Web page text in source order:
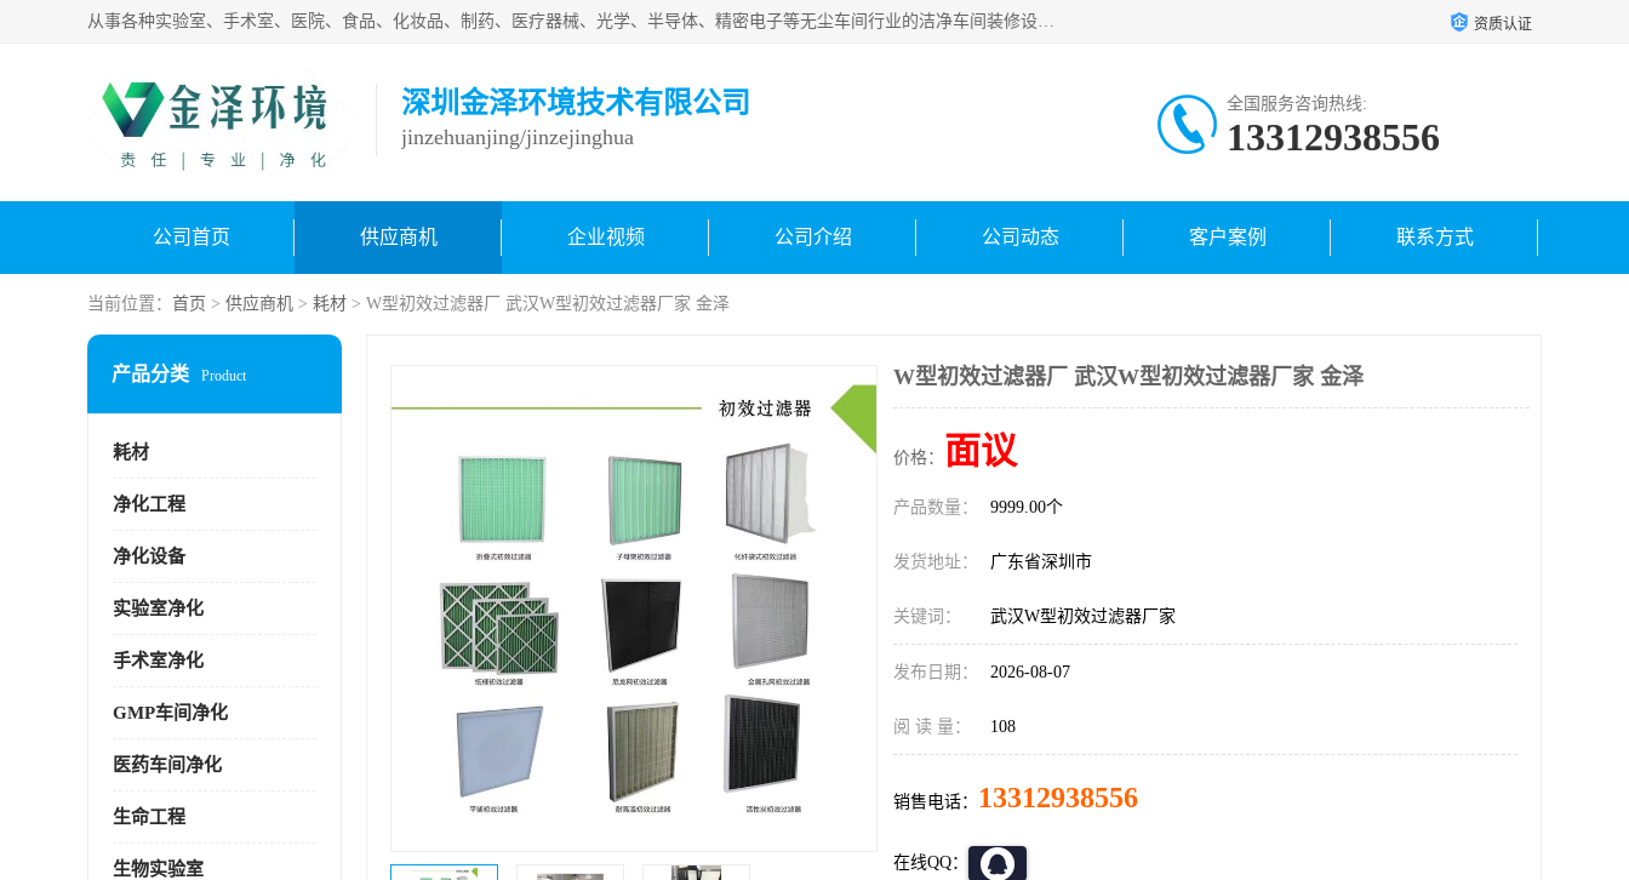
从事各种实验室、手术室、医院、食品、化妆品、制药、医疗器械、光学、半导体、精密电子等无尘车间行业的洁净车间装修设计、净化设备、恒温恒湿空调的设计制作与安装、净化系统工程项目施工及其技术支持服务。 资质认证
深圳金泽环境技术有限公司
jinzehuanjing/jinzejinghua
全国服务咨询热线:
13312938556
公司首页 供应商机 企业视频 公司介绍 公司动态 客户案例 联系方式
当前位置： 首页 > 供应商机 > 耗材 > W型初效过滤器厂 武汉W型初效过滤器厂家 金泽
产品分类 Product
耗材
净化工程
净化设备
实验室净化
手术室净化
GMP车间净化
医药车间净化
生命工程
生物实验室
W型初效过滤器厂 武汉W型初效过滤器厂家 金泽
价格： 面议
产品数量： 9999.00个
发货地址： 广东省深圳市
关键词： 武汉W型初效过滤器厂家
发布日期： 2026-08-07
阅 读 量： 108
销售电话： 13312938556
在线QQ：